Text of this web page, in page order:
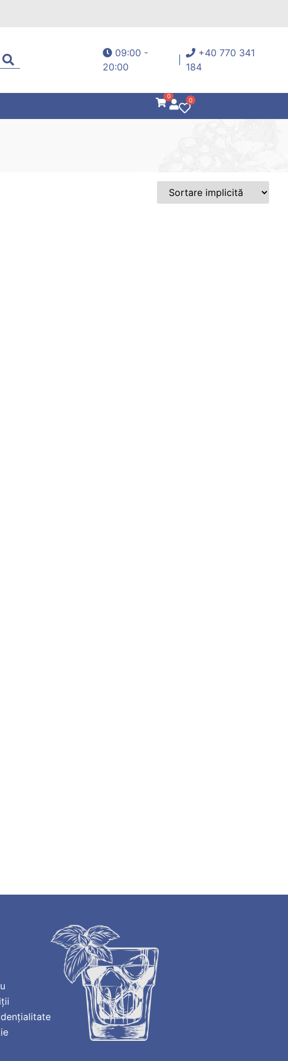
09:00 -
20:00
+40 770 341
184
0
0